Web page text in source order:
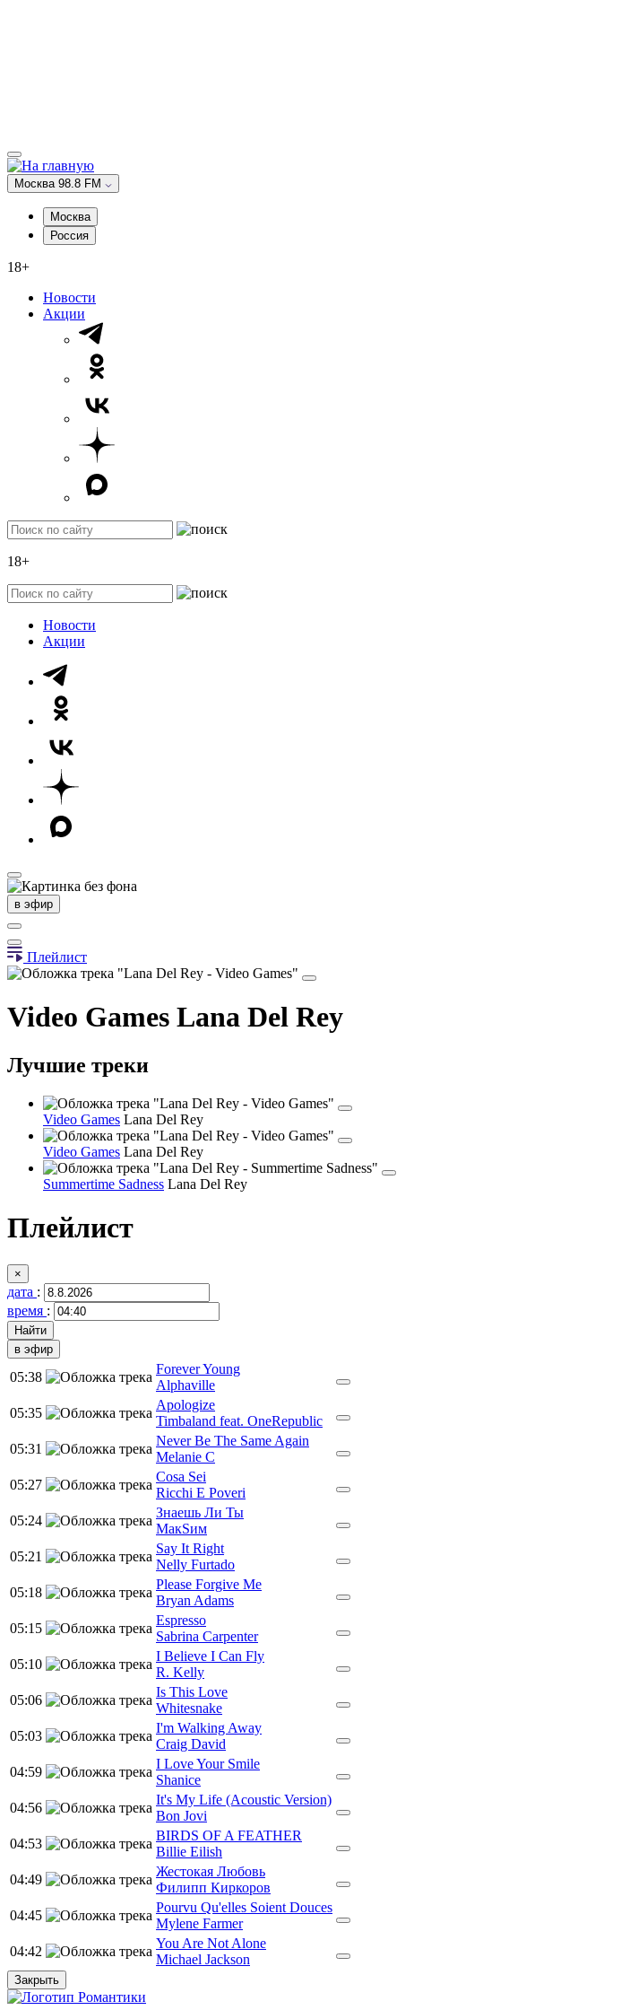
Москва 98.8 FM
Москва
Россия
18+
Новости
Акции
18+
Новости
Акции
в эфир
Плейлист
Video Games Lana Del Rey
Лучшие треки
Video Games Lana Del Rey
Video Games Lana Del Rey
Summertime Sadness Lana Del Rey
Плейлист
×
дата :
время :
в эфир
05:38
Forever Young
Alphaville
05:35
Apologize
Timbaland feat. OneRepublic
05:31
Never Be The Same Again
Melanie C
05:27
Cosa Sei
Ricchi E Poveri
05:24
Знаешь Ли Ты
МакSим
05:21
Say It Right
Nelly Furtado
05:18
Please Forgive Me
Bryan Adams
05:15
Espresso
Sabrina Carpenter
05:10
I Believe I Can Fly
R. Kelly
05:06
Is This Love
Whitesnake
05:03
I'm Walking Away
Craig David
04:59
I Love Your Smile
Shanice
04:56
It's My Life (Acoustic Version)
Bon Jovi
04:53
BIRDS OF A FEATHER
Billie Eilish
04:49
Жестокая Любовь
Филипп Киркоров
04:45
Pourvu Qu'elles Soient Douces
Mylene Farmer
04:42
You Are Not Alone
Michael Jackson
Закрыть